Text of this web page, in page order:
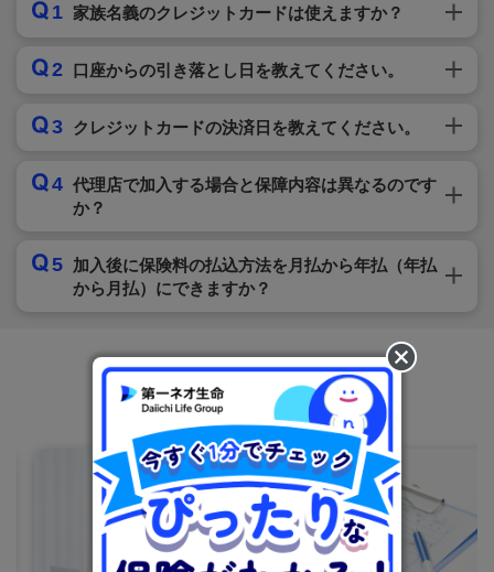
1 家族名義のクレジットカードは使えますか？
2 口座からの引き落とし日を教えてください。
3 クレジットカードの決済日を教えてください。
4 代理店で加入する場合と保障内容は異なるのです
か？
5 加入後に保険料の払込方法を月払から年払（年払
から月払）にできますか？
あわせて確認しておきたい！